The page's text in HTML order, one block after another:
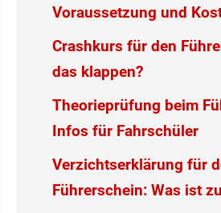
Voraussetzung und
Crashkurs für den
das klappen?
Theorieprüfung beim
Infos für Fahrschüler
Verzichtserklärung für
Führerschein: Was ist